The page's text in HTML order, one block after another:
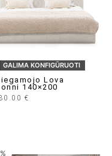
GALIMA KONFIGŪRUOTI
Lova
140×200
€
%